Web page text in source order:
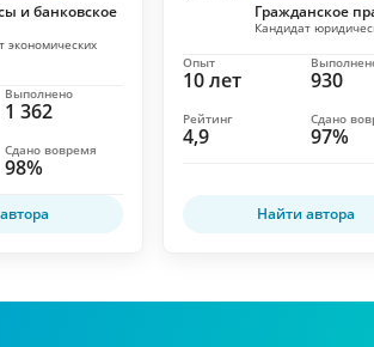
и банковское
экономических
1 362
Выполнено
98%
Сдано вовремя
Гражданское
Кандидат
10 лет
Опыт
930
4,9
Рейтинг
97%
Сдано
Найти автора